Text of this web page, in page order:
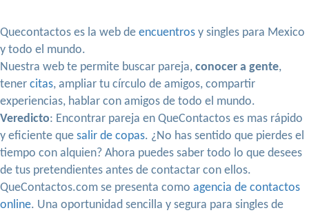
Quecontactos es la web de encuentros y singles para Mexico
y todo el mundo.
Nuestra web te permite buscar pareja, conocer a gente,
tener citas, ampliar tu círculo de amigos, compartir
experiencias, hablar con amigos de todo el mundo.
Veredicto: Encontrar pareja en QueContactos es mas rápido
y eficiente que salir de copas. ¿No has sentido que pierdes el
tiempo con alquien? Ahora puedes saber todo lo que desees
de tus pretendientes antes de contactar con ellos.
QueContactos.com se presenta como agencia de contactos
online. Una oportunidad sencilla y segura para singles de